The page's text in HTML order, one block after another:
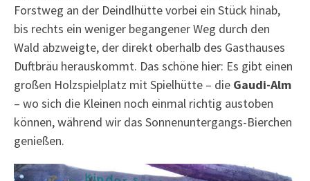
Forstweg an der Deindlhütte vorbei ein Stück hinab,
bis rechts ein weniger begangener Weg durch den
Wald abzweigte, der direkt oberhalb des Gasthauses
Duftbräu herauskommt. Das schöne hier: Es gibt einen
großen Holzspielplatz mit Spielhütte – die Gaudi-Alm
– wo sich die Kleinen noch einmal richtig austoben
können, während wir das Sonnenuntergangs-Bierchen
genießen.